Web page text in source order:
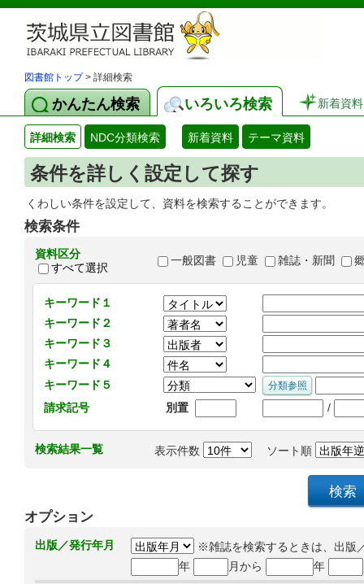
図書館トップ> 詳細検索
かんたん検索 いろいろ検索 新着資料
詳細検索 NDC分類検索 新着資料 テーマ資料
条件を詳しく設定して探す
くわしい条件を設定して、資料を検索することができます。
検索条件
資料区分
すべて選択
一般図書 児童 雑誌・新聞
キーワード１
キーワード２
キーワード３
キーワード４
キーワード５
請求記号
別置 /
検索結果一覧 表示件数 ソート順
オプション
出版／発行年月
※雑誌を検索するときは、出版
年
月から 年